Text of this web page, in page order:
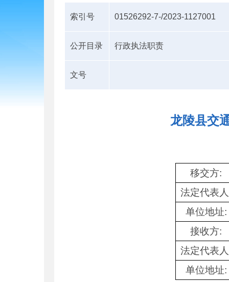
索引号 01526292-7-/2023-1127001
公开目录 行政执法职责
文号
龙陵县交
移交方:
法定代表人
单位地址:
接收方:
法定代表人
单位地址: